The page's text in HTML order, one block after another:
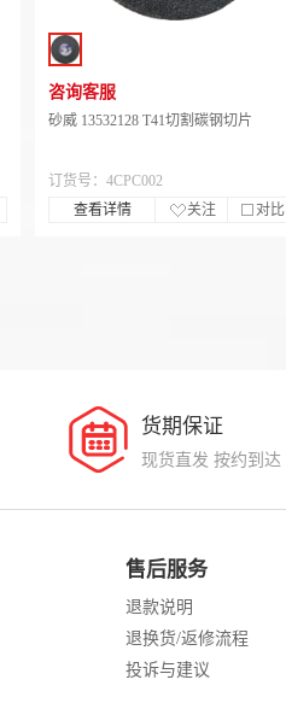
咨询客服
砂威 13532128 T41切割碳钢切片
订货号：4CPC002
查看详情
关注 对比
货期保证
现货直发 按约到达
售后服务
退款说明
退换货/返修流程
投诉与建议